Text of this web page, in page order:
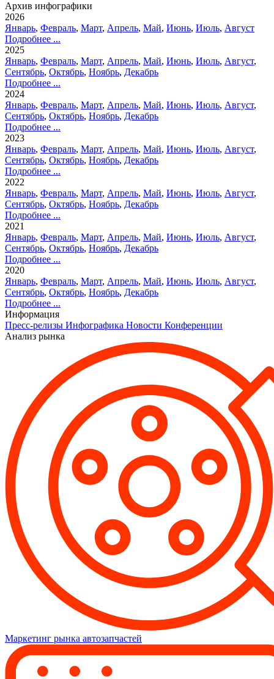
Архив инфографики
2026
Январь, Февраль, Март, Апрель, Май, Июнь, Июль, Август
Подробнее ...
2025
Январь, Февраль, Март, Апрель, Май, Июнь, Июль, Август,
Сентябрь, Октябрь, Ноябрь, Декабрь
Подробнее ...
2024
Январь, Февраль, Март, Апрель, Май, Июнь, Июль, Август,
Сентябрь, Октябрь, Ноябрь, Декабрь
Подробнее ...
2023
Январь, Февраль, Март, Апрель, Май, Июнь, Июль, Август,
Сентябрь, Октябрь, Ноябрь, Декабрь
Подробнее ...
2022
Январь, Февраль, Март, Апрель, Май, Июнь, Июль, Август,
Сентябрь, Октябрь, Ноябрь, Декабрь
Подробнее ...
2021
Январь, Февраль, Март, Апрель, Май, Июнь, Июль, Август,
Сентябрь, Октябрь, Ноябрь, Декабрь
Подробнее ...
2020
Январь, Февраль, Март, Апрель, Май, Июнь, Июль, Август,
Сентябрь, Октябрь, Ноябрь, Декабрь
Подробнее ...
Информация
Пресс-релизы Инфографика Новости Конференции
Анализ рынка
Маркетинг рынка автозапчастей